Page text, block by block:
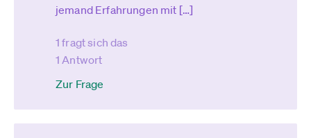
jemand Erfahrungen mit […]
1 fragt sich das
1 Antwort
Zur Frage